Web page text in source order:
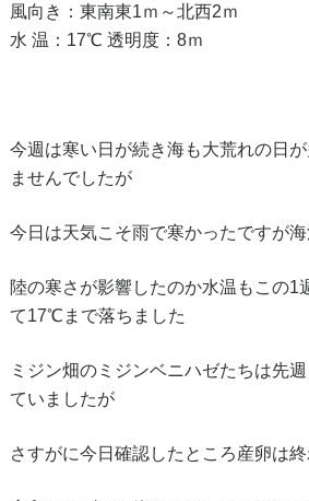
風向き：東南東1ｍ～北西2ｍ
水 温：17℃ 透明度：8ｍ
今週は寒い日が続き海も大荒れの日
ませんでしたが
今日は天気こそ雨で寒かったですが
陸の寒さが影響したのか水温もこの
て17℃まで落ちました
ミジン畑のミジンベニハゼたちは先
ていましたが
さすがに今日確認したところ産卵は